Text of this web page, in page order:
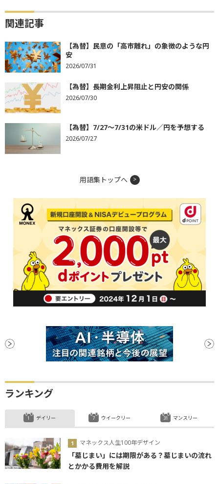
関連記事
【為替】民意の「高市離れ」の象徴のような円
安
2026/07/31
【為替】長期金利上昇阻止と円安の関係
2026/07/30
【為替】7/27～7/31の米ドル／円を予想する
2026/07/27
用語集トップへ
ランキング
デイリー
マネックス人生100年デザイン
「墓じまい」には期限がある？墓じまいの流れ
とかかる費用を解説
ウイークリー マンスリー